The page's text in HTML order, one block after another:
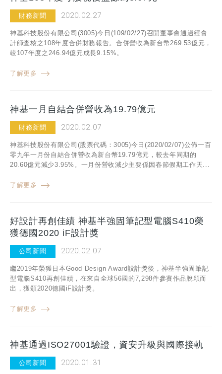
財務新聞 2020.02.27
神基科技股份有限公司(3005)今日(109/02/27)召開董事會通過經會
計師查核之108年度合併財務報告。合併營收為新台幣269.53億元，
較107年度之246.94億元成長9.15%。
了解更多
神基一月自結合併營收為19.79億元
財務新聞 2020.02.07
神基科技股份有限公司(股票代碼：3005)今日(2020/02/07)公佈一百
零九年一月份自結合併營收為新台幣19.79億元，較去年同期的
20.60億元減少3.95%。一月份營收減少主要係因春節假期工作天...
了解更多
好設計再創佳績 神基半強固筆記型電腦S410榮
獲德國2020 iF設計獎
公司新聞 2020.02.07
繼2019年榮獲日本Good Design Award設計獎後，神基半強固筆記
型電腦S410再創佳績，在來自全球56國的7,298件參賽作品脫穎而
出，獲頒2020德國iF設計獎。
了解更多
神基通過ISO27001驗證，資安升級與國際接軌
公司新聞 2020.01.31